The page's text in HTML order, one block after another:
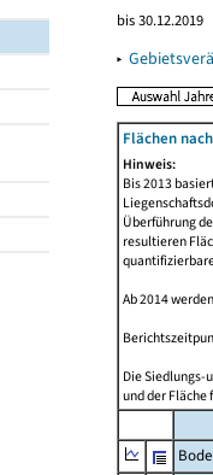
bis 30.12.2019
▸
Flächen
Hinweis:
Bis 2013
Überführung
resultieren
Ab 2014
Die Siedlungs-
und der Fläche